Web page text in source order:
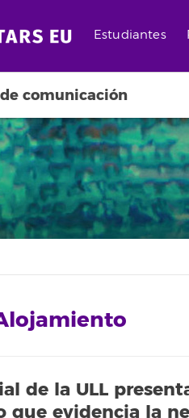
Estudiantes
comunicación
de la ULL
que evidencia la